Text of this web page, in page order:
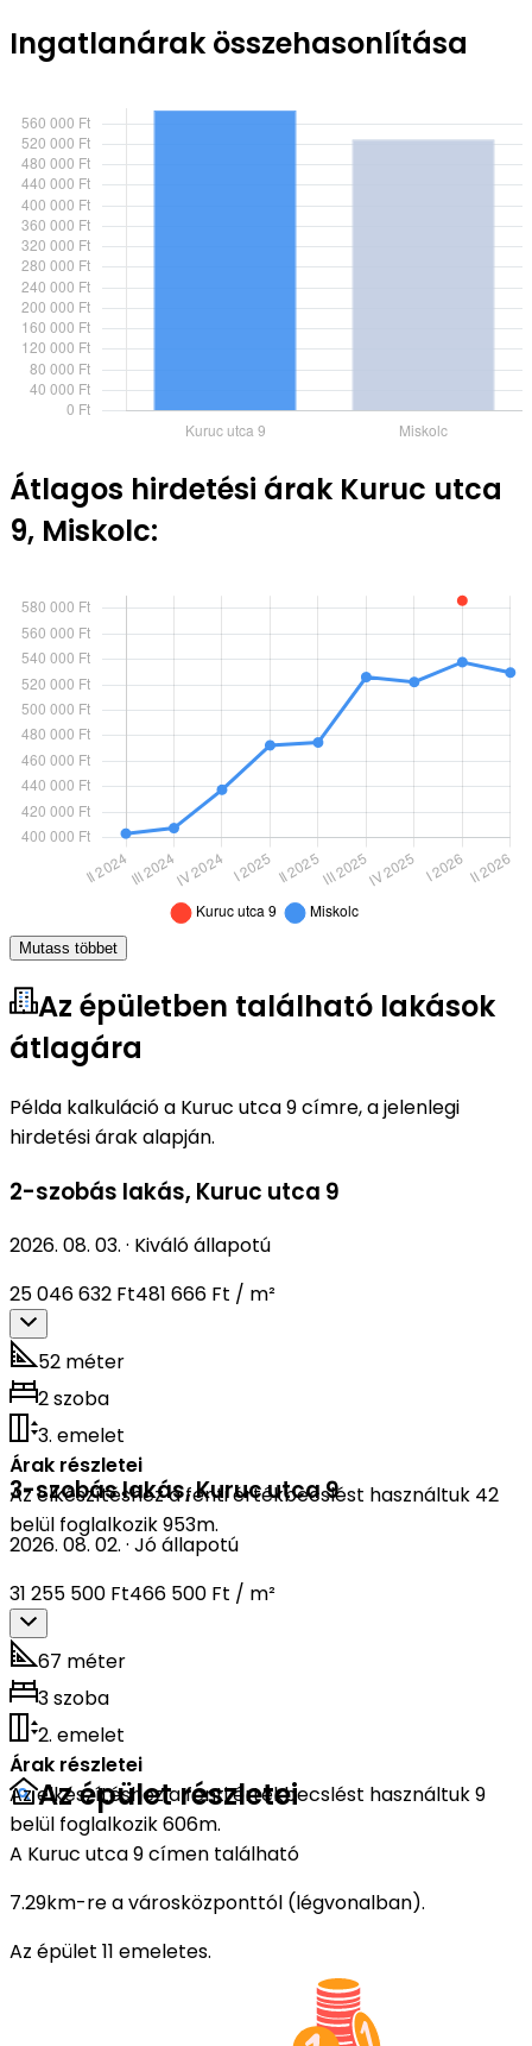
Ingatlanárak összehasonlítása
Átlagos hirdetési árak Kuruc utca
9, Miskolc:
Mutass többet
Az épületben található lakások
átlagára
Példa kalkuláció a Kuruc utca 9 címre, a jelenlegi
hirdetési árak alapján.
2-szobás lakás, Kuruc utca 9
2026. 08. 03. · Kiváló állapotú
25 046 632 Ft481 666 Ft / m²
52 méter
2 szoba
3. emelet
Árak részletei
Az elkészítéshez a fenti értékbecslést használtuk 42
belül foglalkozik 953m.
3-szobás lakás,Kuruc utca 9
2026. 08. 02. · Jó állapotú
31 255 500 Ft466 500 Ft / m²
67 méter
3 szoba
2. emelet
Árak részletei
Az elkészítéshez a fenti értékbecslést használtuk 9
belül foglalkozik 606m.
Az épület részletei
A Kuruc utca 9 címen található
7.29km-re a városközponttól (légvonalban).
Az épület 11 emeletes.